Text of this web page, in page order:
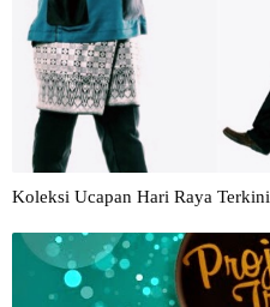
Koleksi Ucapan Hari Raya Terkini